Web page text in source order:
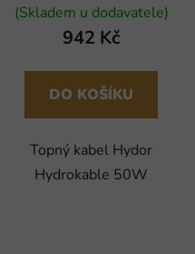
(Skladem u dodavatele)
942 Kč
DO KOŠÍKU
Topný kabel Hydor
Hydrokable 50W